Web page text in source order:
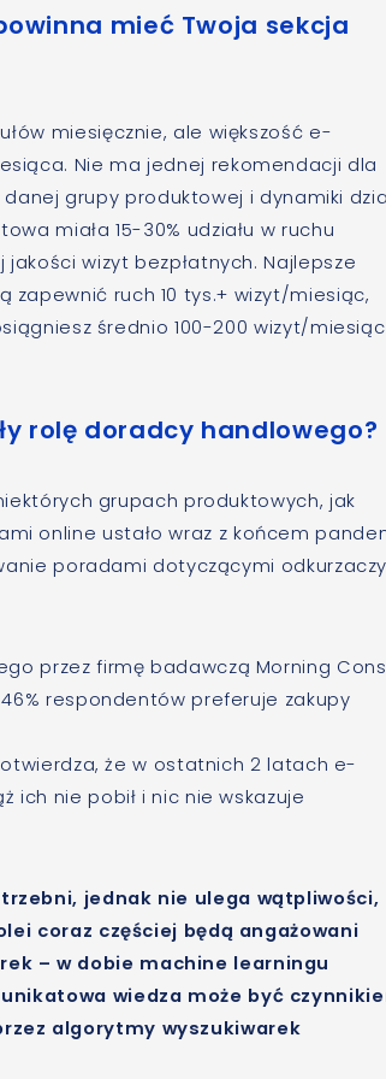
mieć Twoja sekcja
miesięcznie, ale większość e-
Nie ma jednej rekomendacji dla
grupy produktowej i dynamiki
miała 15-30% udziału w ruchu
wizyt bezpłatnych. Najlepsze
ruch 10 tys.+ wizyt/miesiąc,
średnio 100-200 wizyt/miesiąc
rolę doradcy handlowego?
grupach produktowych, jak
online ustało wraz z końcem
poradami dotyczącymi odkurzaczy
przez firmę badawczą Morning
respondentów preferuje zakupy
że w ostatnich 2 latach e-
ich nie pobił i nic nie wskazuje
jednak nie ulega wątpliwości,
coraz częściej będą angażowani
– w dobie machine learningu
wiedza może być
algorytmy wyszukiwarek